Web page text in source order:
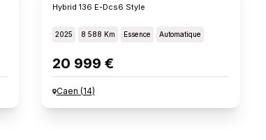
Hybrid 136 E-Dcs6 Style
2025 8 588 Km Essence Automatique
20 999 €
Caen (14)